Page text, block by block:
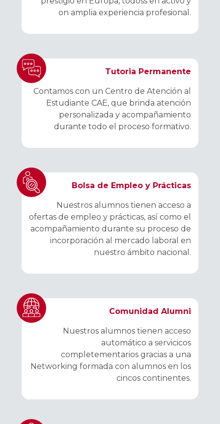
on amplia experiencia profesional.
Tutoria Permanente
Contamos con un Centro de Atención al
Estudiante CAE, que brinda atención
personalizada y acompañamiento
durante todo el proceso formativo.
Bolsa de Empleo y Prácticas
Nuestros alumnos tienen acceso a
ofertas de empleo y prácticas, así como el
acompañamiento durante su proceso de
incorporación al mercado laboral en
nuestro ámbito nacional.
Comunidad Alumni
Nuestros alumnos tienen acceso
automático a servicicos
completementarios gracias a una
Networking formada con alumnos en los
cincos continentes.